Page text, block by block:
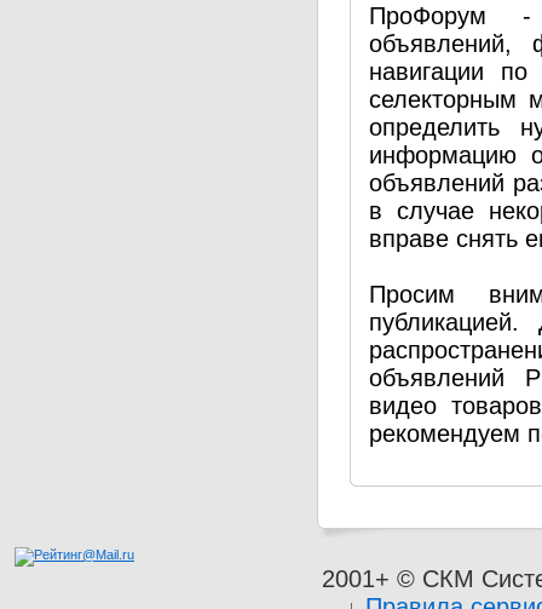
ПроФорум -
объявлений,
навигации по
селекторным
определить
информацию
объявлений
в случае
вправе снять
Просим
объявлений
видео
рекомендуем
2001+ © СКМ